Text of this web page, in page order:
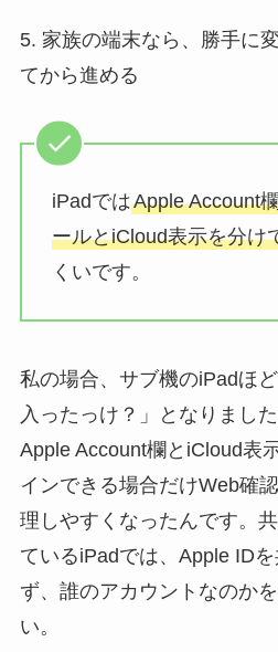
5. 家族の端末なら、勝手に
てから進める
iPadではApple Account
ールとiCloud表示を分け
くいです。
私の場合、サブ機のiPadほ
入ったっけ？」となりまし
Apple Account欄とiCloud表
インできる場合だけWeb確
理しやすくなったんです。
ているiPadでは、Apple ID
ず、誰のアカウントなのか
い。